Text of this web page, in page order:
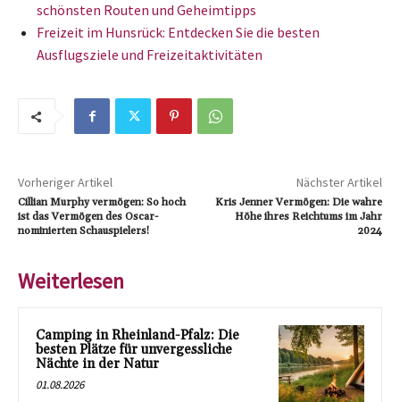
schönsten Routen und Geheimtipps
Freizeit im Hunsrück: Entdecken Sie die besten
Ausflugsziele und Freizeitaktivitäten
Vorheriger Artikel
Cillian Murphy vermögen: So hoch
ist das Vermögen des Oscar-
nominierten Schauspielers!
Nächster Artikel
Kris Jenner Vermögen: Die wahre
Höhe ihres Reichtums im Jahr
2024
Weiterlesen
Camping in Rheinland-Pfalz: Die
besten Plätze für unvergessliche
Nächte in der Natur
01.08.2026